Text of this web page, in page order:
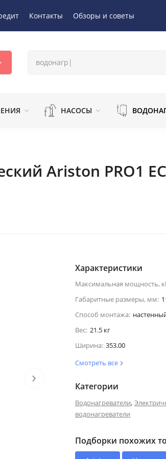
Контакты Обзоры и советы
НАСОСЫ
Ariston PRO1
›
Характеристики
Максимальная мощность,
Габаритные размеры, мм:
Способ монтажа:
Вес: 21.5 кг
Ширина: 353.00
Смотреть все
Категории
Водонагреватели,
водонагреватели
Подборки похожих